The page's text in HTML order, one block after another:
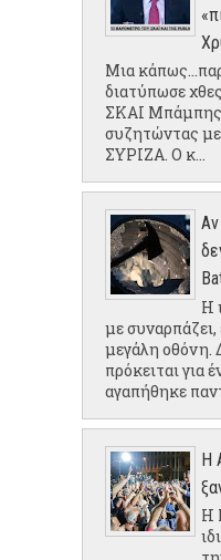
Μια
διατύπωσε
ΣΚΑΙ
συζητώντας
ΣΥΡΙΖΑ. Ο κ...
Αν
Η
με συναρπάζει,
μεγάλη οθόνη.
πρόκειται για
αγαπήθηκε
Η
Η